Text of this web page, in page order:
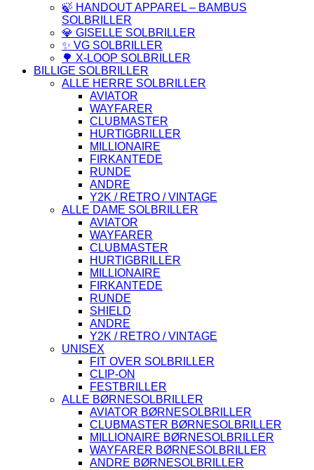
🍃 HANDOUT APPAREL – BAMBUS
SOLBRILLER
💎 GISELLE SOLBRILLER
✨ VG SOLBRILLER
🌳 X-LOOP SOLBRILLER
BILLIGE SOLBRILLER
ALLE HERRE SOLBRILLER
AVIATOR
WAYFARER
CLUBMASTER
HURTIGBRILLER
MILLIONAIRE
FIRKANTEDE
RUNDE
ANDRE
Y2K / RETRO / VINTAGE
ALLE DAME SOLBRILLER
AVIATOR
WAYFARER
CLUBMASTER
HURTIGBRILLER
MILLIONAIRE
FIRKANTEDE
RUNDE
SHIELD
ANDRE
Y2K / RETRO / VINTAGE
UNISEX
FIT OVER SOLBRILLER
CLIP-ON
FESTBRILLER
ALLE BØRNESOLBRILLER
AVIATOR BØRNESOLBRILLER
CLUBMASTER BØRNESOLBRILLER
MILLIONAIRE BØRNESOLBRILLER
WAYFARER BØRNESOLBRILLER
ANDRE BØRNESOLBRILLER